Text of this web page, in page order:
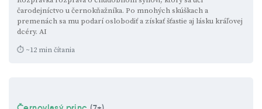
čarodejníctvo u černokňažníka. Po mnohých skúškach a
premenách sa mu podarí oslobodiť a získať šťastie aj lásku kráľovej
dcéry. AI
⏱ ~12 min čítania